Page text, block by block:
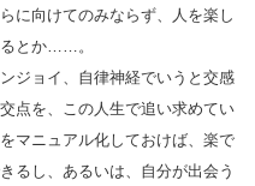
に向けてのみならず、人を楽し
とか……。
ジョイ、自律神経でいうと交感
点を、この人生で追い求めてい
マニュアル化しておけば、楽で
るし、あるいは、自分が出会う